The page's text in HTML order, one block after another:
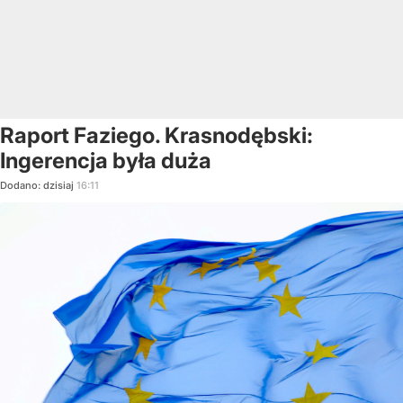
Raport Faziego. Krasnodębski:
Ingerencja była duża
Dodano: dzisiaj 16:11